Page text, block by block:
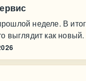
неделе. В
выглядит как новый.